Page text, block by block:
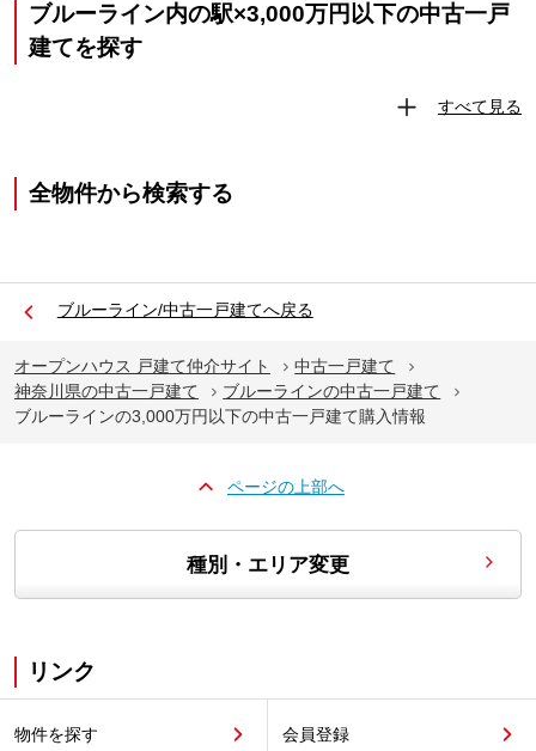
ブルーライン内の駅×3,000万円以下の中古一戸
建てを探す
すべて見る
全物件から検索する
ブルーライン/中古一戸建てへ戻る
オープンハウス 戸建て仲介サイト
中古一戸建て
神奈川県の中古一戸建て
ブルーラインの中古一戸建て
ブルーラインの3,000万円以下の中古一戸建て購入情報
ページの上部へ
種別・エリア変更
リンク
物件を探す 会員登録